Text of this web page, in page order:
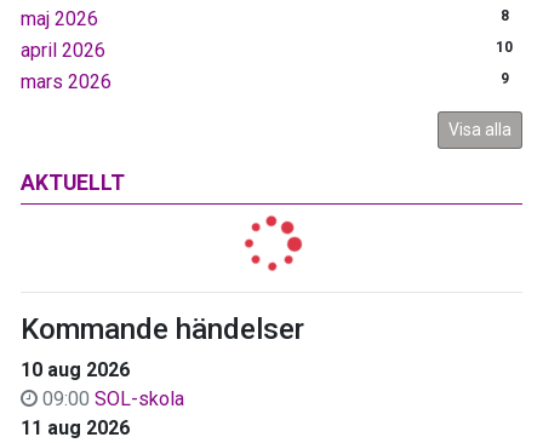
maj 2026 8
april 2026 10
mars 2026 9
Visa alla
AKTUELLT
Kommande händelser
10 aug 2026
09:00 SOL-skola
11 aug 2026